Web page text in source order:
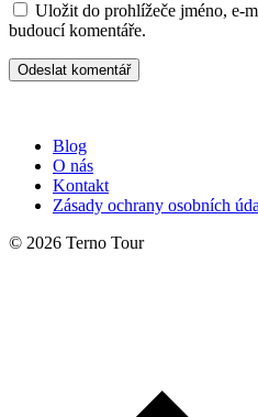
Uložit do prohlížeče jméno, e-
budoucí komentáře.
Blog
O nás
Kontakt
Zásady ochrany osobních
© 2026 Terno Tour